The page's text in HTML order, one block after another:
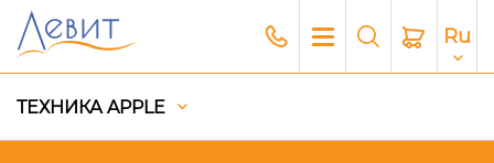
Ru
ТЕХНИКА APPLE